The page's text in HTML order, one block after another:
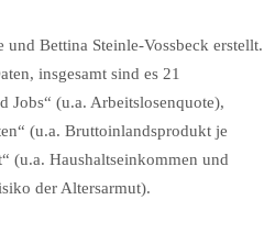
Bettina Steinle-Vossbeck erstellt.
insgesamt sind es 21
Jobs“ (u.a. Arbeitslosenquote),
(u.a. Bruttoinlandsprodukt je
(u.a. Haushaltseinkommen und
der Altersarmut).